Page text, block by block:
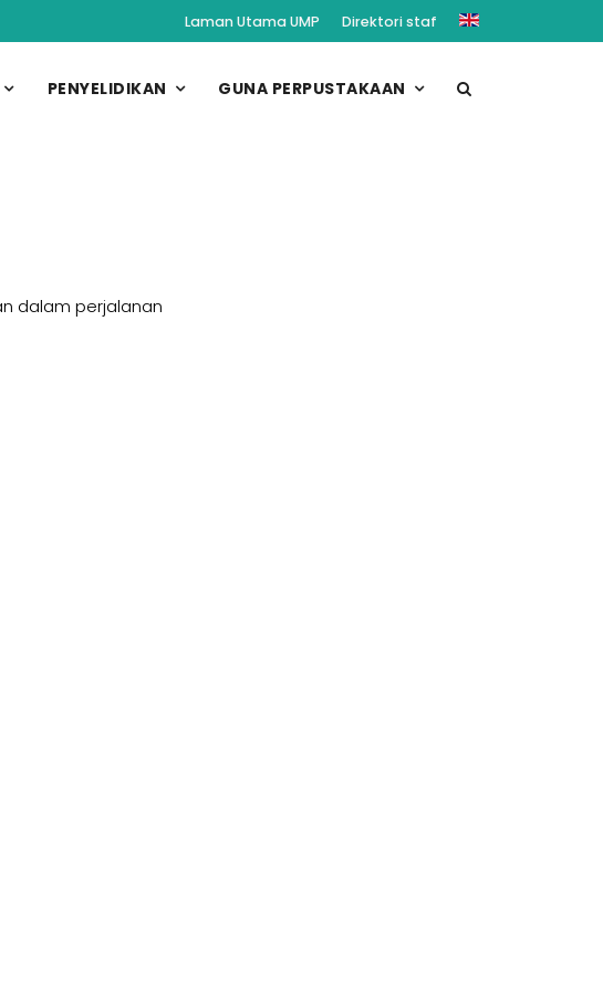
Laman Utama UMP Direktori staf
PENYELIDIKAN GUNA PERPUSTAKAAN
dalam perjalanan